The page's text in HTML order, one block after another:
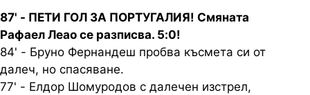
87' - ПЕТИ ГОЛ ЗА ПОРТУГАЛИЯ! Смяната
Рафаел Леао се разписва. 5:0!
84' - Бруно Фернандеш пробва късмета си от
далеч, но спасяване.
77' - Елдор Шомуродов с далечен изстрел,